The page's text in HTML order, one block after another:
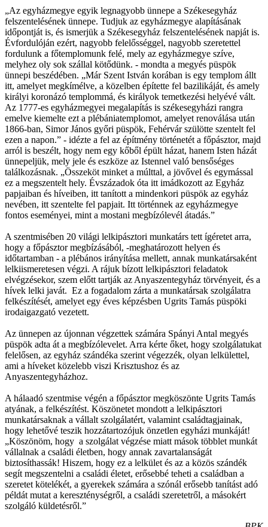
„Az egyházmegye egyik legnagyobb ünnepe a Székesegyház
felszentelésének ünnepe. Tudjuk az egyházmegye alapításának
időpontját is, és ismerjük a Székesegyház felszentelésének napját is.
Évfordulóján ezért, nagyobb felelősséggel, nagyobb szeretettel
fordulunk a főtemplomunk felé, mely az egyházmegye szíve,
melyhez oly sok szállal kötődünk. - mondta a megyés püspök
ünnepi beszédében. „Már Szent István korában is egy templom állt
itt, amelyet megkímélve, a közelben építette fel bazilikáját, és amely
királyi koronázó templommá, és királyok temetkezési helyévé vált.
Az 1777-es egyházmegyei megalapítás is székesegyházi rangra
emelve kiemelte ezt a plébániatemplomot, amelyet renoválása után
1866-ban, Simor János győri püspök, Fehérvár szülötte szentelt fel
ezen a napon.” - idézte a fel az építmény történetét a főpásztor, majd
arról is beszélt, hogy nem egy kőből épült házat, hanem Isten házát
ünnepeljük, mely jele és eszköze az Istennel való bensőséges
találkozásnak. „Összeköt minket a múlttal, a jövővel és egymással
ez a megszentelt hely. Évszázadok óta itt imádkozott az Egyház
papjaiban és híveiben, itt tanított a mindenkori püspök az egyház
nevében, itt szentelte fel papjait. Itt történnek az egyházmegye
fontos eseményei, mint a mostani megbízólevél átadás.”
A szentmisében 20 világi lelkipásztori munkatárs tett ígéretet arra,
hogy a főpásztor megbízásából, -meghatározott helyen és
időtartamban - a plébános irányítása mellett, annak munkatársaként
lelkiismeretesen végzi. A rájuk bízott lelkipásztori feladatok
elvégzésekor, szem előtt tartják az Anyaszentegyház törvényeit, és a
hívek lelki javát. Ez a fogadalom zárta a munkatársak szolgálatra
felkészítését, amelyet egy éves képzésben Ugrits Tamás püspöki
irodaigazgató vezetett.
Az ünnepen az újonnan végzettek számára Spányi Antal megyés
püspök adta át a megbízólevelet. Arra kérte őket, hogy szolgálatukat
felelősen, az egyház szándéka szerint végezzék, olyan lelkülettel,
ami a híveket közelebb viszi Krisztushoz és az
Anyaszentegyházhoz.
A hálaadó szentmise végén a főpásztor megköszönte Ugrits Tamás
atyának, a felkészítést. Köszönetet mondott a lelkipásztori
munkatársaknak a vállalt szolgálatért, valamint családtagjainak,
hogy lehetővé teszik hozzátartozójuk önzetlen egyházi munkáját!
„Köszönöm, hogy a szolgálat végzése miatt mások többlet munkát
vállalnak a családi életben, hogy annak zavartalanságát
biztosíthassák! Hiszem, hogy ez a lelkület és az a közös szándék
segít megszentelni a családi életet, erősebbé teheti a családban a
szeretet kötelékét, a gyerekek számára a szónál erősebb tanítást adó
példát mutat a kereszténységről, a családi szeretetről, a másokért
szolgáló küldetésről.”